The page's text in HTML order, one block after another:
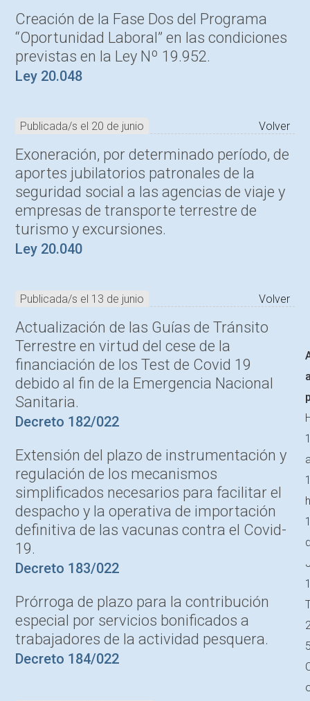
Creación de la Fase Dos del Programa
“Oportunidad Laboral” en las condiciones
previstas en la Ley Nº 19.952.
Ley 20.048
Publicada/s el 20 de junio Volver
Exoneración, por determinado período, de
aportes jubilatorios patronales de la
seguridad social a las agencias de viaje y
empresas de transporte terrestre de
turismo y excursiones.
Ley 20.040
Publicada/s el 13 de junio Volver
Actualización de las Guías de Tránsito
Terrestre en virtud del cese de la
financiación de los Test de Covid 19
debido al fin de la Emergencia Nacional
Sanitaria.
Decreto 182/022
Extensión del plazo de instrumentación y
regulación de los mecanismos
simplificados necesarios para facilitar el
despacho y la operativa de importación
definitiva de las vacunas contra el Covid-
19.
Decreto 183/022
Prórroga de plazo para la contribución
especial por servicios bonificados a
trabajadores de la actividad pesquera.
Decreto 184/022